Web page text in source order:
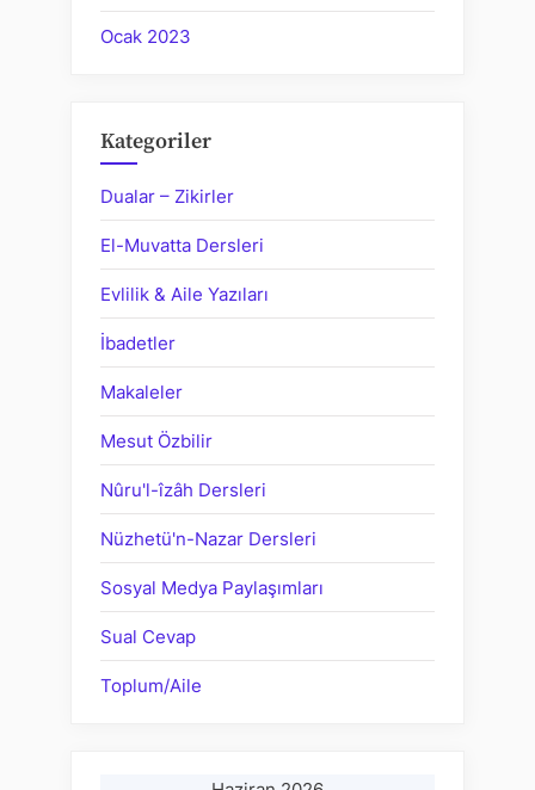
Ocak 2023
Kategoriler
Dualar – Zikirler
El-Muvatta Dersleri
Evlilik & Aile Yazıları
İbadetler
Makaleler
Mesut Özbilir
Nûru'l-îzâh Dersleri
Nüzhetü'n-Nazar Dersleri
Sosyal Medya Paylaşımları
Sual Cevap
Toplum/Aile